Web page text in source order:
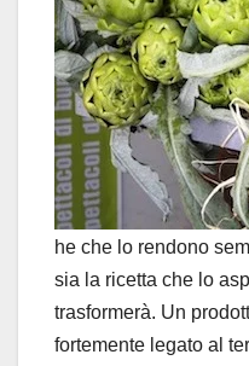
he che lo rendono
sia la ricetta che lo
trasformerà. Un
fortemente legato al